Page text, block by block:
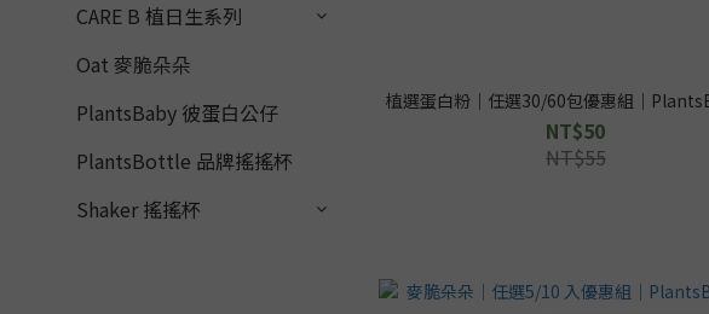
CARE B 植日生系列
Oat 麥脆朵朵
PlantsBaby 彼蛋白公仔
PlantsBottle 品牌搖搖杯
Shaker 搖搖杯
植選蛋白粉｜任選30/60包優惠組｜
NT$50
NT$55